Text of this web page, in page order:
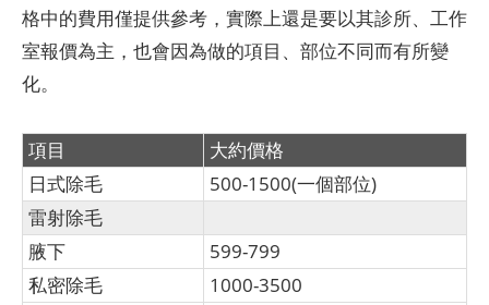
格中的費用僅提供參考，實際上還是要以其診所、工作
室報價為主，也會因為做的項目、部位不同而有所變
化。
項目
大約價格
日式除毛
500-1500(一個部位)
雷射除毛
腋下
599-799
私密除毛
1000-3500